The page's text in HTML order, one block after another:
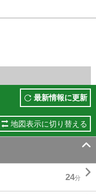
最新情報に更新
地図表示に切り替える

24分 